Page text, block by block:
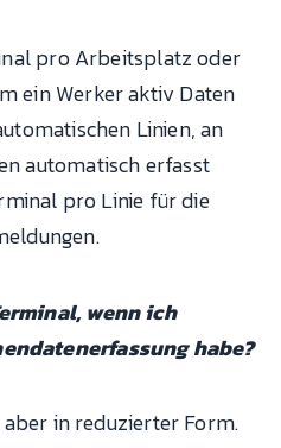
pro Arbeitsplatz oder
ein Werker aktiv Daten
Linien, an
automatisch erfasst
pro Linie für die
wenn ich
habe?
in reduzierter Form.